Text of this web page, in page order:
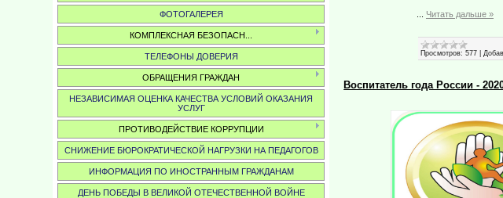
ФОТОГАЛЕРЕЯ
КОМПЛЕКСНАЯ БЕЗОПАСН...
ТЕЛЕФОНЫ ДОВЕРИЯ
ОБРАЩЕНИЯ ГРАЖДАН
НЕЗАВИСИМАЯ ОЦЕНКА КАЧЕСТВА УСЛОВИЙ ОКАЗАНИЯ
УСЛУГ
ПРОТИВОДЕЙСТВИЕ КОРРУПЦИИ
СНИЖЕНИЕ БЮРОКРАТИЧЕСКОЙ НАГРУЗКИ НА ПЕДАГОГОВ
ИНФОРМАЦИЯ ПО ИНОСТРАННЫМ ГРАЖДАНАМ
ДЕНЬ ПОБЕДЫ В ВЕЛИКОЙ ОТЕЧЕСТВЕННОЙ ВОЙНЕ
Читать дальше »
Просмотров: 577 |
Воспитатель года России -